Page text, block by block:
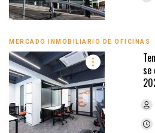
MERCADO INMOBILIARIO DE OFICINAS
se